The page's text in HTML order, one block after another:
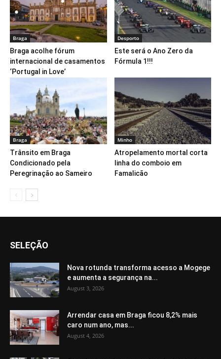
Braga
Braga acolhe fórum
internacional de casamentos
‘Portugal in Love’
Desporto
Este será o Ano Zero da
Fórmula 1!!!
Braga
Trânsito em Braga
Condicionado pela
Peregrinação ao Sameiro
Minho
Atropelamento mortal corta
linha do comboio em
Famalicão
SELEÇÃO
Nova rotunda transforma acesso a Mogege
e aumenta a segurança na...
August 3, 2026
Arrendar casa em Braga ficou 8,2% mais
caro num ano, mas...
August 4, 2026